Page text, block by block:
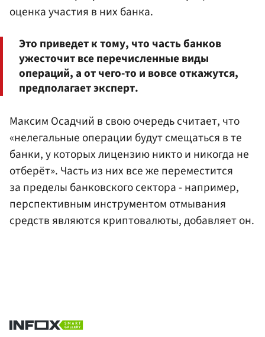
оценка участия в них банка.
Это приведет к тому, что часть банков
ужесточит все перечисленные виды
операций, а от чего-то и вовсе откажутся,
предполагает эксперт.
Максим Осадчий в свою очередь считает, что
«нелегальные операции будут смещаться в те
банки, у которых лицензию никто и никогда не
отберёт». Часть из них все же переместится
за пределы банковского сектора - например,
перспективным инструментом отмывания
средств являются криптовалюты, добавляет он.